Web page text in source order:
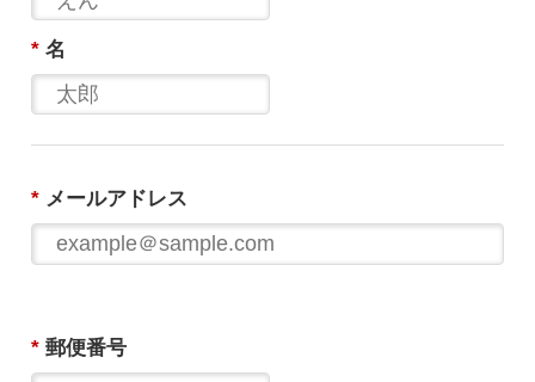
* 名
* メールアドレス
* 郵便番号